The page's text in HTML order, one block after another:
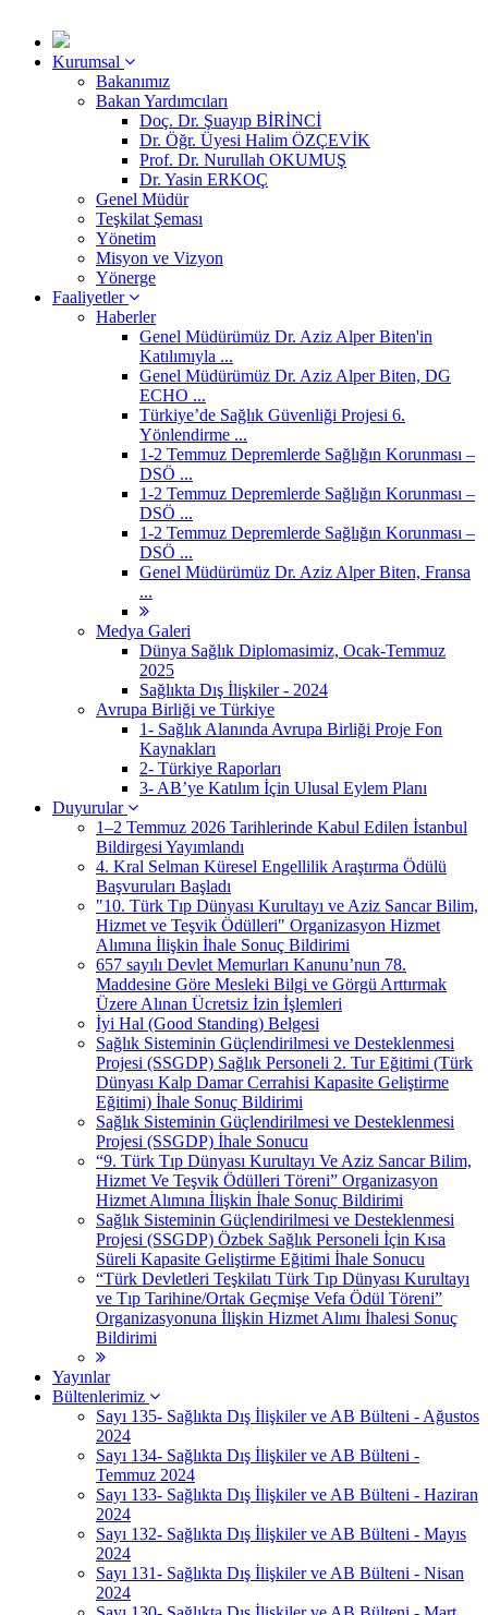
Kurumsal
Bakanımız
Bakan Yardımcıları
Doç. Dr. Şuayıp BİRİNCİ
Dr. Öğr. Üyesi Halim ÖZÇEVİK
Prof. Dr. Nurullah OKUMUŞ
Dr. Yasin ERKOÇ
Genel Müdür
Teşkilat Şeması
Yönetim
Misyon ve Vizyon
Yönerge
Faaliyetler
Haberler
Genel Müdürümüz Dr. Aziz Alper Biten'in
Katılımıyla ...
Genel Müdürümüz Dr. Aziz Alper Biten, DG
ECHO ...
Türkiye’de Sağlık Güvenliği Projesi 6.
Yönlendirme ...
1-2 Temmuz Depremlerde Sağlığın Korunması –
DSÖ ...
1-2 Temmuz Depremlerde Sağlığın Korunması –
DSÖ ...
1-2 Temmuz Depremlerde Sağlığın Korunması –
DSÖ ...
Genel Müdürümüz Dr. Aziz Alper Biten, Fransa
...
Medya Galeri
Dünya Sağlık Diplomasimiz, Ocak-Temmuz
2025
Sağlıkta Dış İlişkiler - 2024
Avrupa Birliği ve Türkiye
1- Sağlık Alanında Avrupa Birliği Proje Fon
Kaynakları
2- Türkiye Raporları
3- AB’ye Katılım İçin Ulusal Eylem Planı
Duyurular
1–2 Temmuz 2026 Tarihlerinde Kabul Edilen İstanbul
Bildirgesi Yayımlandı
4. Kral Selman Küresel Engellilik Araştırma Ödülü
Başvuruları Başladı
"10. Türk Tıp Dünyası Kurultayı ve Aziz Sancar Bilim,
Hizmet ve Teşvik Ödülleri" Organizasyon Hizmet
Alımına İlişkin İhale Sonuç Bildirimi
657 sayılı Devlet Memurları Kanunu’nun 78.
Maddesine Göre Mesleki Bilgi ve Görgü Arttırmak
Üzere Alınan Ücretsiz İzin İşlemleri
İyi Hal (Good Standing) Belgesi
Sağlık Sisteminin Güçlendirilmesi ve Desteklenmesi
Projesi (SSGDP) Sağlık Personeli 2. Tur Eğitimi (Türk
Dünyası Kalp Damar Cerrahisi Kapasite Geliştirme
Eğitimi) İhale Sonuç Bildirimi
Sağlık Sisteminin Güçlendirilmesi ve Desteklenmesi
Projesi (SSGDP) İhale Sonucu
“9. Türk Tıp Dünyası Kurultayı Ve Aziz Sancar Bilim,
Hizmet Ve Teşvik Ödülleri Töreni” Organizasyon
Hizmet Alımına İlişkin İhale Sonuç Bildirimi
Sağlık Sisteminin Güçlendirilmesi ve Desteklenmesi
Projesi (SSGDP) Özbek Sağlık Personeli İçin Kısa
Süreli Kapasite Geliştirme Eğitimi İhale Sonucu
“Türk Devletleri Teşkilatı Türk Tıp Dünyası Kurultayı
ve Tıp Tarihine/Ortak Geçmişe Vefa Ödül Töreni”
Organizasyonuna İlişkin Hizmet Alımı İhalesi Sonuç
Bildirimi
Yayınlar
Bültenlerimiz
Sayı 135- Sağlıkta Dış İlişkiler ve AB Bülteni - Ağustos
2024
Sayı 134- Sağlıkta Dış İlişkiler ve AB Bülteni -
Temmuz 2024
Sayı 133- Sağlıkta Dış İlişkiler ve AB Bülteni - Haziran
2024
Sayı 132- Sağlıkta Dış İlişkiler ve AB Bülteni - Mayıs
2024
Sayı 131- Sağlıkta Dış İlişkiler ve AB Bülteni - Nisan
2024